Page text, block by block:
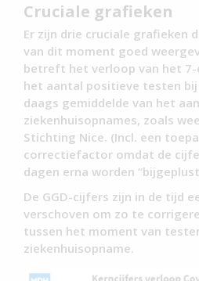
Cruciale grafieken
Er zijn drie cruciale grafieken
van dit moment goed
betreft het verloop van het 7-
het aantal positieve testen bij
daags gemiddelde van het
ziekenhuisopnames, zoals
Stichting Nice. (Incl. een
correctiefactor omdat de
dagen erna worden
De GGD-cijfers zijn in de tijd
verschoven om zo te
tussen het moment van
ziekenhuisopname.